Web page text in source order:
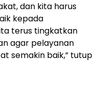
dan kita harus
kepada
terus tingkatkan
agar pelayanan
semakin baik,” tutup